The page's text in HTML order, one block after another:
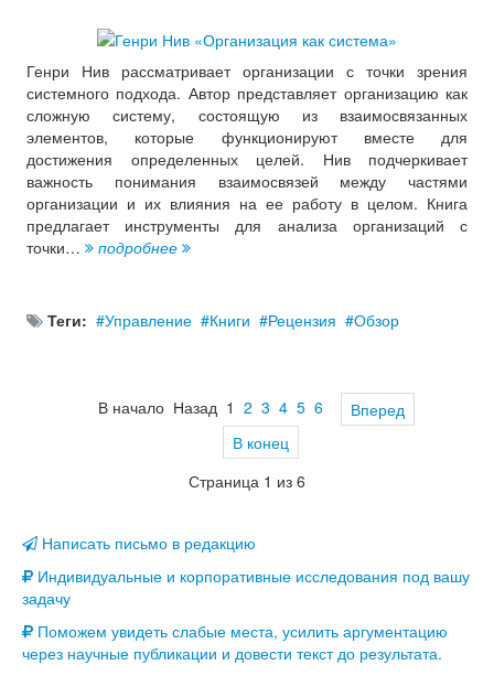
Генри Нив рассматривает организации с точки зрения
системного подхода. Автор представляет организацию как
сложную систему, состоящую из взаимосвязанных
элементов, которые функционируют вместе для
достижения определенных целей. Нив подчеркивает
важность понимания взаимосвязей между частями
организации и их влияния на ее работу в целом. Книга
предлагает инструменты для анализа организаций с
точки…
подробнее
Теги: Управление Книги Рецензия Обзор
В начало Назад 1 2 3 4 5 6
Вперед
В конец
Страница 1 из 6
Написать письмо в редакцию
Индивидуальные и корпоративные исследования под вашу
задачу
Поможем увидеть слабые места, усилить аргументацию
через научные публикации и довести текст до результата.